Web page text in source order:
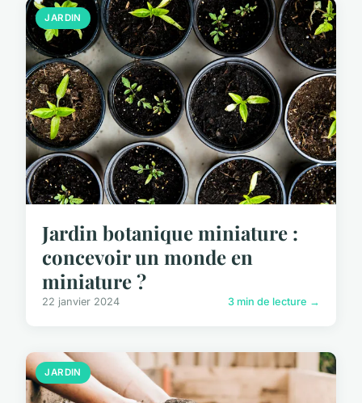
JARDIN
Jardin botanique miniature :
concevoir un monde en
miniature ?
22 janvier 2024 3 min de lecture →
JARDIN